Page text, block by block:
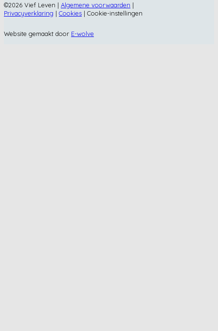
©2026 Vief Leven | Algemene voorwaarden |
Privacyverklaring | Cookies | Cookie-instellingen
Website gemaakt door E-wolve